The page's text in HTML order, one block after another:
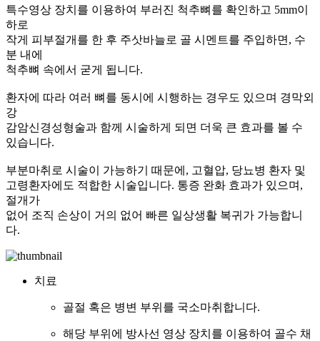
특수영상 장치를 이용하여 부러진 척추뼈를 확인하고 5mm이
하로
작게 피부절개를 한 후 주삿바늘로 골 시멘트를 주입하면, 수
분 내에
척추뼈 속에서 굳게 됩니다.​
환자에 따라 여러 뼈를 동시에 시행하는 경우도 있으며 경막외
강
감암신경성형술과 함께 시술하게 되면 더욱 큰 효과를 볼 수
있습니다.
부분마취로 시술이 가능하기 때문에, 고혈압, 당뇨병 환자 및
고령환자에도 적합한 시술입니다. 통증 완화 효과가 있으며,
절개가
없어 조직 손상이 거의 없어 빠른 일상생활 복귀가 가능합니
다.
치료
골절 혹은 병변 부위를 국소마취합니다.
해당 부위에 방사선 영상 장치를 이용하여 골수 채